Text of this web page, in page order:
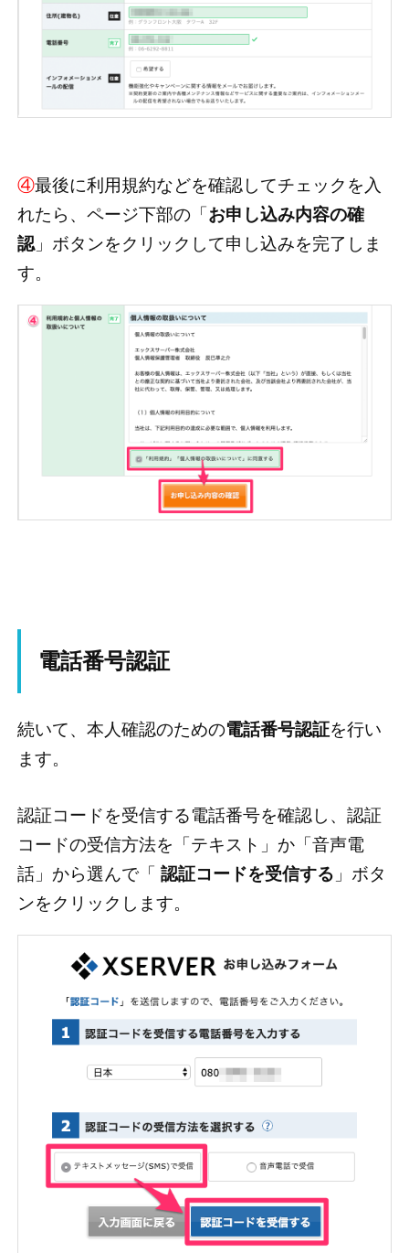
④最後に利用規約などを確認してチェックを入
れたら、ページ下部の「お申し込み内容の確
認」ボタンをクリックして申し込みを完了しま
す。
電話番号認証
続いて、本人確認のための電話番号認証を行い
ます。
認証コードを受信する電話番号を確認し、認証
コードの受信方法を「テキスト」か「音声電
話」から選んで「 認証コードを受信する 」ボタ
ンをクリックします。